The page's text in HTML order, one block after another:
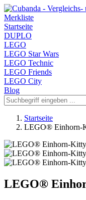
Merkliste
Startseite
DUPLO
LEGO
LEGO Star Wars
LEGO Technic
LEGO Friends
LEGO City
Blog
Startseite
LEGO® Einhorn-
LEGO®